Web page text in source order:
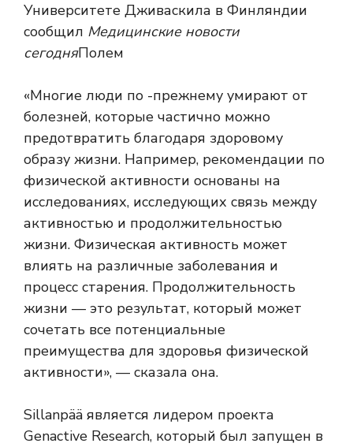
Университете Дживаскила в Финляндии
сообщил Медицинские новости
сегодняПолем
«Многие люди по -прежнему умирают от
болезней, которые частично можно
предотвратить благодаря здоровому
образу жизни. Например, рекомендации по
физической активности основаны на
исследованиях, исследующих связь между
активностью и продолжительностью
жизни. Физическая активность может
влиять на различные заболевания и
процесс старения. Продолжительность
жизни — это результат, который может
сочетать все потенциальные
преимущества для здоровья физической
активности», — сказала она.
Sillanpää является лидером проекта
Genactive Research, который был запущен в